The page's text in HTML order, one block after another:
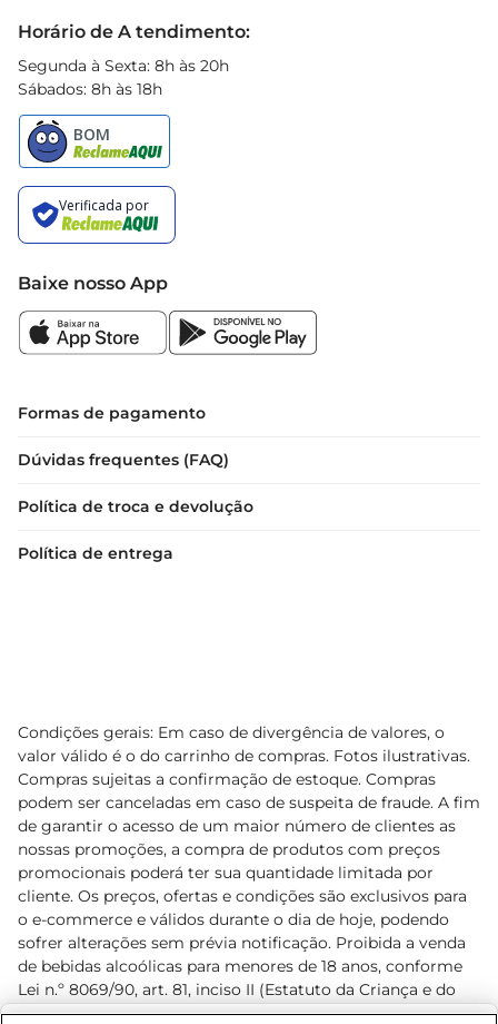
Horário de A tendimento:
Segunda à Sexta: 8h às 20h
Sábados: 8h às 18h
Baixe nosso App
Formas de pagamento
Dúvidas frequentes (FAQ)
Política de troca e devolução
Política de entrega
Condições gerais: Em caso de divergência de valores, o
valor válido é o do carrinho de compras. Fotos ilustrativas.
Compras sujeitas a confirmação de estoque. Compras
podem ser canceladas em caso de suspeita de fraude. A fim
de garantir o acesso de um maior número de clientes as
nossas promoções, a compra de produtos com preços
promocionais poderá ter sua quantidade limitada por
cliente. Os preços, ofertas e condições são exclusivos para
o e-commerce e válidos durante o dia de hoje, podendo
sofrer alterações sem prévia notificação. Proibida a venda
de bebidas alcoólicas para menores de 18 anos, conforme
Lei n.º 8069/90, art. 81, inciso II (Estatuto da Criança e do
Adolescente). Preços e condições exclusivos para o